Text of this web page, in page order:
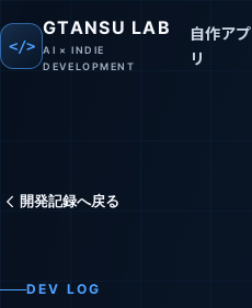
</>
GTANSU LAB
AI × INDIE
DEVELOPMENT
自作アプ
リ
開発記録へ戻る
DEV LOG